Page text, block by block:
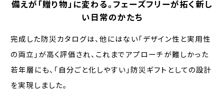
備えが「贈り物」に変わる。フェーズフリーが拓く新し
い日常のかたち
完成した防災カタログは、他にはない「デザイン性と実用性
の両立」が高く評価され、これまでアプローチが難しかった
若年層にも、「自分ごと化しやすい」防災ギフトとしての設計
を実現しました。